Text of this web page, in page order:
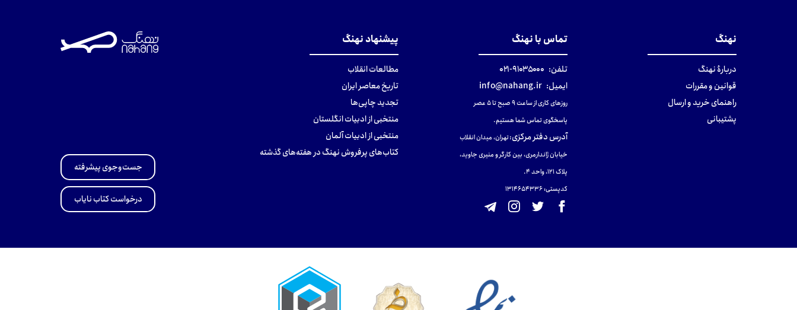
نهنگ
دربارهٔ نهنگ
قوانین و مقررات
راهنمای خرید و ارسال
پشتیبانی
تماس با نهنگ
تلفن: ۹۱۰۳۵۰۰۰-۰۲۱
ایمیل: info@nahang.ir
روزهای کاری از ساعت ۹ صبح تا ۵ عصر
پاسخگوی تماس شما هستیم.
آدرس دفتر مرکزی:تهران، میدان انقلاب
خیابان ژاندارمری، بین کارگر و منیری جاوید،
پلاک 121، واحد ۴.
کدپستی: 131465433۶
پیشنهاد نهنگ
مطالعات انقلاب
تاریخ معاصر ایران
تجدید چاپی‌ها
منتخبی از ادبیات انگلستان
منتخبی از ادبیات آلمان
کتاب‌های پرفروش نهنگ در هفته‌های گذشته
جست‌وجوی پیشرفته
درخواست کتاب نایاب